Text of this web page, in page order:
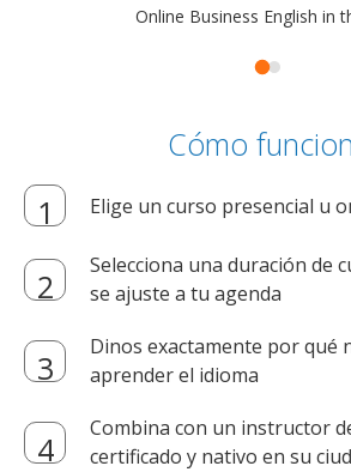
Online Business English in
Cómo
Elige un curso presencial u
Selecciona una duración de
se ajuste a tu agenda
Dinos exactamente por qué
aprender el idioma
Combina con un instructor
certificado y nativo en su